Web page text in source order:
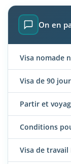
On en
Visa nomade
Visa de 90
Partir et
Conditions
Visa de travail